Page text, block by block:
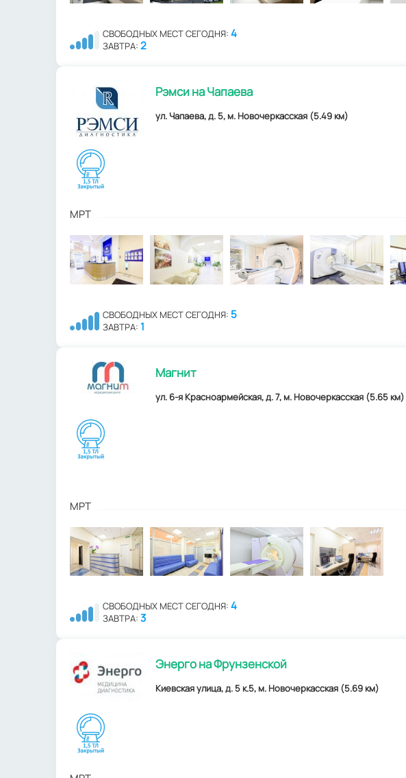
СВОБОДНЫХ МЕСТ СЕГОДНЯ: 4
ЗАВТРА: 2
Рэмси на Чапаева
ул. Чапаева, д. 5, м. Новочеркасская (5.49 км)
МРТ
СВОБОДНЫХ МЕСТ СЕГОДНЯ: 5
ЗАВТРА: 1
Магнит
ул. 6-я Красноармейская, д. 7, м. Новочеркасская (5.65 км)
МРТ
СВОБОДНЫХ МЕСТ СЕГОДНЯ: 4
ЗАВТРА: 3
Энерго на Фрунзенской
Киевская улица, д. 5 к.5, м. Новочеркасская (5.69 км)